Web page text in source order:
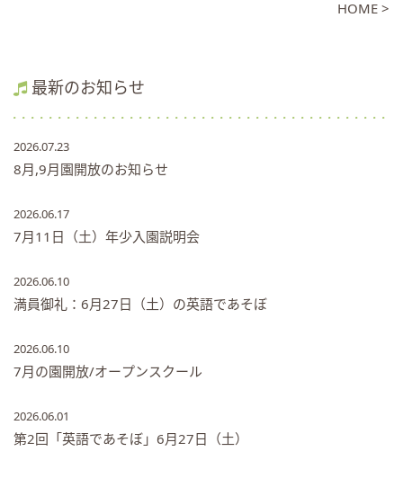
HOME >
最新のお知らせ
2026.07.23
8月,9月園開放のお知らせ
2026.06.17
7月11日（土）年少入園説明会
2026.06.10
満員御礼：6月27日（土）の英語であそぼ
2026.06.10
7月の園開放/オープンスクール
2026.06.01
第2回「英語であそぼ」6月27日（土）